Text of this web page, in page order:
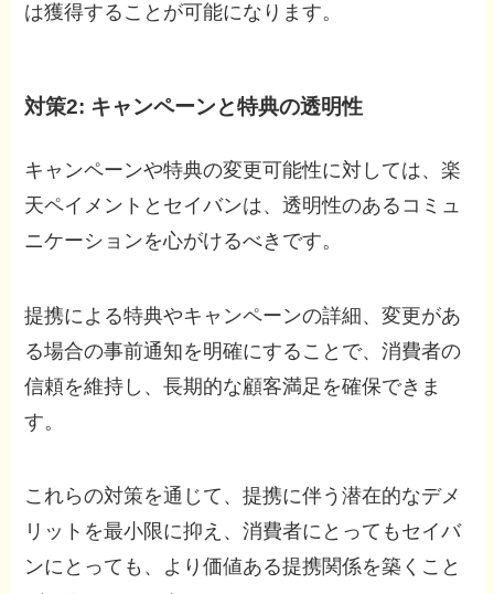
は獲得することが可能になります。
対策2: キャンペーンと特典の透明性
キャンペーンや特典の変更可能性に対しては、楽
天ペイメントとセイバンは、透明性のあるコミュ
ニケーションを心がけるべきです。
提携による特典やキャンペーンの詳細、変更があ
る場合の事前通知を明確にすることで、消費者の
信頼を維持し、長期的な顧客満足を確保できま
す。
これらの対策を通じて、提携に伴う潜在的なデメ
リットを最小限に抑え、消費者にとってもセイバ
ンにとっても、より価値ある提携関係を築くこと